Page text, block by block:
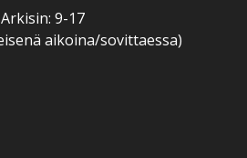
Arkisin: 9-17
aikoina/sovittaessa)